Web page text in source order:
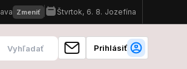
záchranka aj polícia
Prihlásiť